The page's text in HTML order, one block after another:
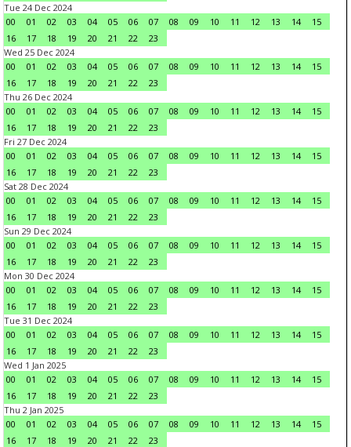
Tue 24 Dec 2024
00
01 02 03 04 05 06 07 08 09 10 11 12 13 14
15
16
17 18 19 20 21 22
23
Wed 25 Dec 2024
00
01 02 03 04 05 06 07 08 09 10 11 12 13 14
15
16
17 18 19 20 21 22
23
Thu 26 Dec 2024
00
01 02 03 04 05 06 07 08 09 10 11 12 13 14
15
16
17 18 19 20 21 22
23
Fri 27 Dec 2024
00
01 02 03 04 05 06 07 08 09 10 11 12 13 14
15
16
17 18 19 20 21 22
23
Sat 28 Dec 2024
00
01 02 03 04 05 06 07 08 09 10 11 12 13 14
15
16
17 18 19 20 21 22
23
Sun 29 Dec 2024
00
01 02 03 04 05 06 07 08 09 10 11 12 13 14
15
16
17 18 19 20 21 22
23
Mon 30 Dec 2024
00
01 02 03 04 05 06 07 08 09 10 11 12 13 14
15
16
17 18 19 20 21 22
23
Tue 31 Dec 2024
00
01 02 03 04 05 06 07 08 09 10 11 12 13 14
15
16
17 18 19 20 21 22
23
Wed 1 Jan 2025
00
01 02 03 04 05 06 07 08 09 10 11 12 13 14
15
16
17 18 19 20 21 22
23
Thu 2 Jan 2025
00
01 02 03 04 05 06 07 08 09 10 11 12 13 14
15
16
17 18 19 20 21 22
23